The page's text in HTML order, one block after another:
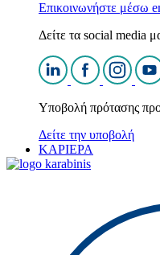
Επικοινωνήστε μέσω
Δείτε τα social media
Υποβολή πρότασης
Δείτε την υποβολή
ΚΑΡΙΕΡΑ